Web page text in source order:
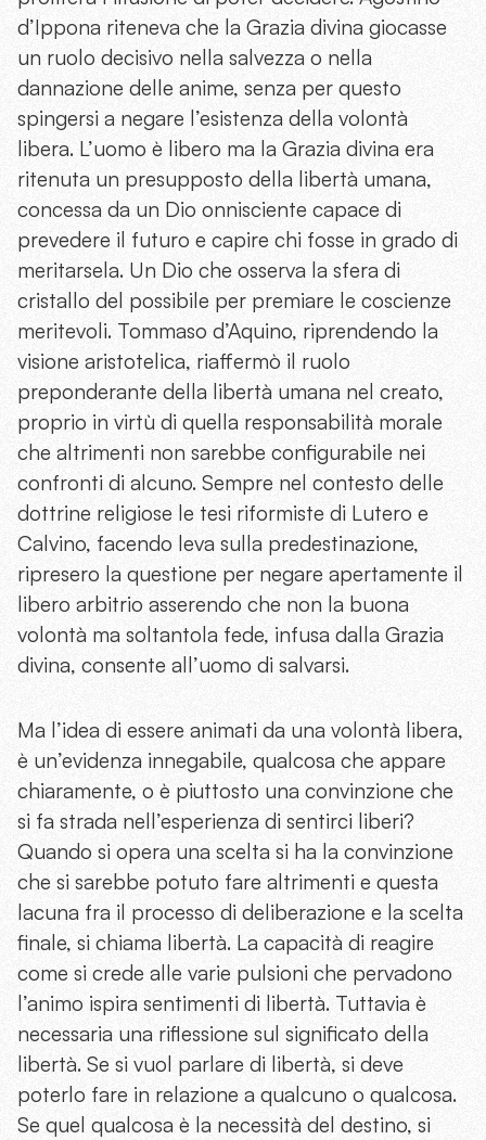
d’Ippona riteneva che la Grazia divina giocasse
un ruolo decisivo nella salvezza o nella
dannazione delle anime, senza per questo
spingersi a negare l’esistenza della volontà
libera. L’uomo è libero ma la Grazia divina era
ritenuta un presupposto della libertà umana,
concessa da un Dio onnisciente capace di
prevedere il futuro e capire chi fosse in grado di
meritarsela. Un Dio che osserva la sfera di
cristallo del possibile per premiare le coscienze
meritevoli. Tommaso d’Aquino, riprendendo la
visione aristotelica, riaffermò il ruolo
preponderante della libertà umana nel creato,
proprio in virtù di quella responsabilità morale
che altrimenti non sarebbe configurabile nei
confronti di alcuno. Sempre nel contesto delle
dottrine religiose le tesi riformiste di Lutero e
Calvino, facendo leva sulla predestinazione,
ripresero la questione per negare apertamente il
libero arbitrio asserendo che non la buona
volontà ma soltantola fede, infusa dalla Grazia
divina, consente all’uomo di salvarsi.
Ma l’idea di essere animati da una volontà libera,
è un’evidenza innegabile, qualcosa che appare
chiaramente, o è piuttosto una convinzione che
si fa strada nell’esperienza di sentirci liberi?
Quando si opera una scelta si ha la convinzione
che si sarebbe potuto fare altrimenti e questa
lacuna fra il processo di deliberazione e la scelta
finale, si chiama libertà. La capacità di reagire
come si crede alle varie pulsioni che pervadono
l’animo ispira sentimenti di libertà. Tuttavia è
necessaria una riflessione sul significato della
libertà. Se si vuol parlare di libertà, si deve
poterlo fare in relazione a qualcuno o qualcosa.
Se quel qualcosa è la necessità del destino, si